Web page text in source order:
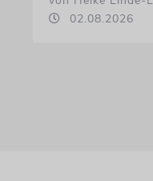
02.08.2026